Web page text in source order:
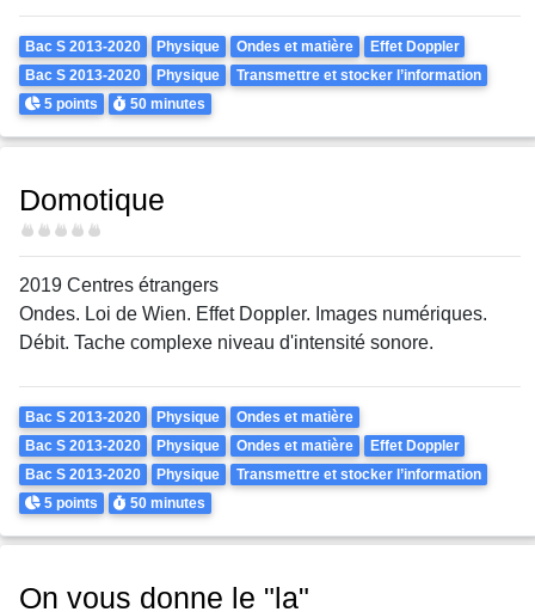
Theme
Bac S 2013-2020 Physique Ondes et matière
Effet Doppler
Bac S 2013-2020
Physique Transmettre et stocker l’information
Points
5 points Durée
50 minutes
Domotique
Difficulté
2019 Centres étrangers
Ondes. Loi de Wien. Effet Doppler. Images numériques.
Débit. Tache complexe niveau d'intensité sonore.
Theme
Bac S 2013-2020 Physique
Ondes et matière
Bac S 2013-2020
Physique Ondes et matière
Effet Doppler
Bac S 2013-2020
Physique Transmettre et stocker l’information
Points
5 points Durée
50 minutes
On vous donne le "la"